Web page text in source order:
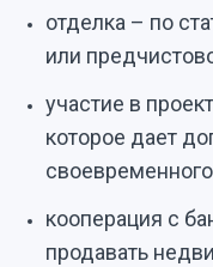
отделка – по
или
участие в
которое дает
кооперация с
продавать